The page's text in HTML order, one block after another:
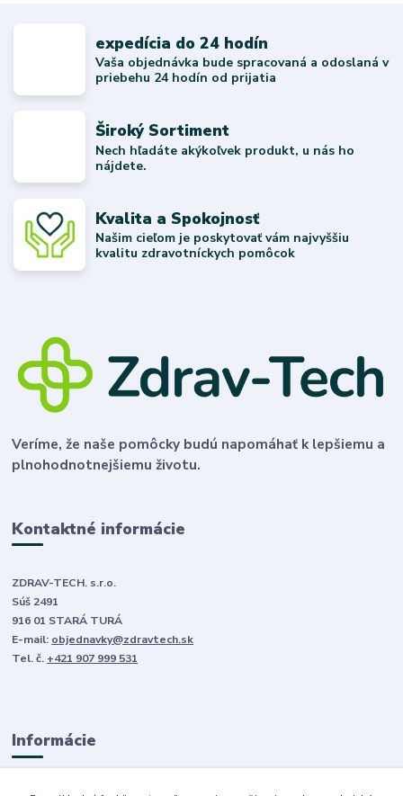
expedícia do 24 hodín
Vaša objednávka bude spracovaná a odoslaná v
priebehu 24 hodín od prijatia
Široký Sortiment
Nech hľadáte akýkoľvek produkt, u nás ho
nájdete.
Kvalita a Spokojnosť
Našim cieľom je poskytovať vám najvyššiu
kvalitu zdravotníckych pomôcok
Veríme, že naše pomôcky budú napomáhať k lepšiemu a
plnohodnotnejšiemu životu.
Kontaktné informácie
ZDRAV-TECH. s.r.o.
Súš 2491
916 01 STARÁ TURÁ
E-mail: objednavky@zdravtech.sk
Tel. č. +421 907 999 531
Informácie